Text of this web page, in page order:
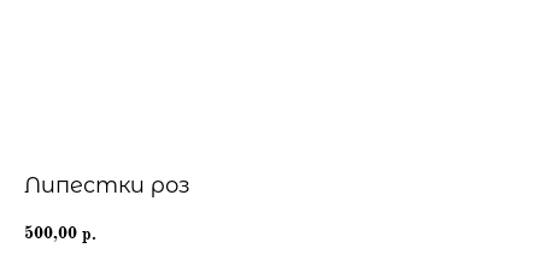
Липестки роз
500,00 р.